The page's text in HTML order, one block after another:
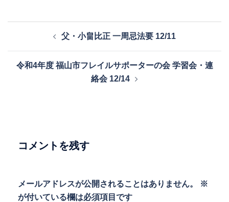
ビ
ン
父・小畠比正 一周忌法要 12/11
令和4年度 福山市フレイルサポーターの会 学習会・連
絡会 12/14
コメントを残す
メールアドレスが公開されることはありません。
※
が付いている欄は必須項目です